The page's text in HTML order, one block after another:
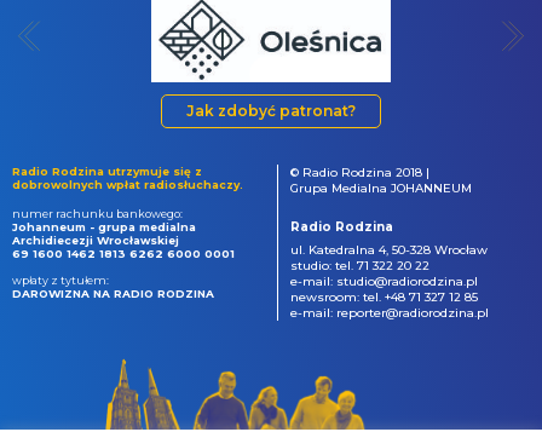
Jak zdobyć patronat?
Radio Rodzina utrzymuje się z
dobrowolnych wpłat radiosłuchaczy.
numer rachunku bankowego:
Johanneum - grupa medialna
Archidiecezji Wrocławskiej
69 1600 1462 1813 6262 6000 0001
wpłaty z tytułem:
DAROWIZNA NA RADIO RODZINA
© Radio Rodzina 2018 |
Grupa Medialna JOHANNEUM
Radio Rodzina
ul. Katedralna 4, 50-328 Wrocław
studio: tel. 71 322 20 22
e-mail: studio@radiorodzina.pl
newsroom: tel. +48 71 327 12 85
e-mail: reporter@radiorodzina.pl